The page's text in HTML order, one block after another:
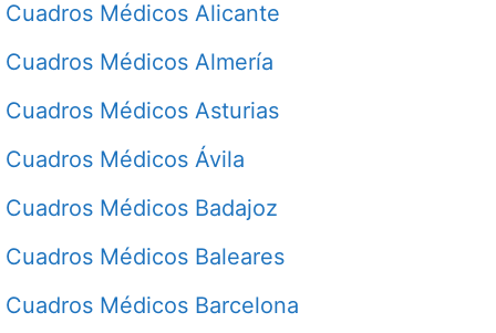
Cuadros Médicos Alicante
Cuadros Médicos Almería
Cuadros Médicos Asturias
Cuadros Médicos Ávila
Cuadros Médicos Badajoz
Cuadros Médicos Baleares
Cuadros Médicos Barcelona